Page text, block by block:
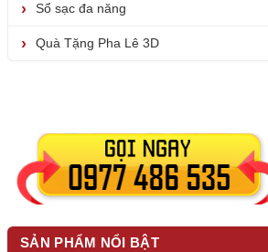
Sổ sạc đa năng
Quà Tặng Pha Lê 3D
SẢN PHẨM NỔI BẬT